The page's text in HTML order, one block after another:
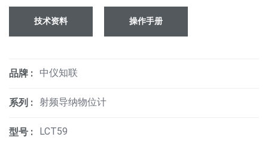
技术资料 操作手册
品牌 : 中仪知联
系列 : 射频导纳物位计
型号 : LCT59